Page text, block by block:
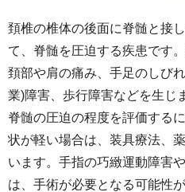
頚椎の椎体の後面に脊髄と接
て、脊髄を圧迫する疾患です
頚部や肩の痛み、手足のしび
業)障害、歩行障害などを生じ
脊髄の圧迫の程度を評価する
状が軽い場合は、装具療法、
います。手指の巧緻運動障害
は、手術が必要となる可能性が